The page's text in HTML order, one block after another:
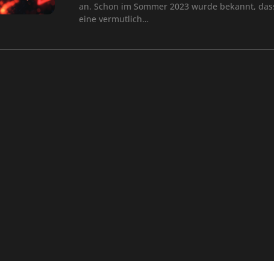
an. Schon im Sommer 2023 wurde bekannt,
eine vermutlich…